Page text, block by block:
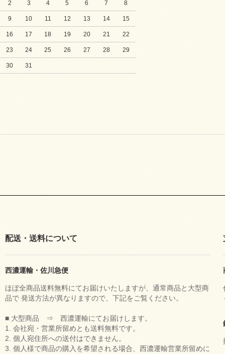
2 3 4 5 6 7 8
9 10 11 12 13 14 15
16 17 18 19 20 21 22
23 24 25 26 27 28 29
30 31
配送・送料について
西濃運輸・佐川急便
ほぼ全商品送料無料にてお届けいたしますが、通常商品と大型商
品で 発送方法が異なりますので、下記をご覧ください。
■ 大型商品 ⇒ 西濃運輸にてお届けします。
1. 会社宛・営業所留めとも送料無料です。
2. 個人宛住所への送付はできません。
3. 個人様で商品の購入を希望される場合、西濃運輸営業所留めに